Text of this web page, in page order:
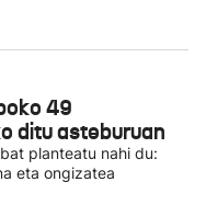
49
ditu asteburuan
planteatu nahi du:
eta ongizatea